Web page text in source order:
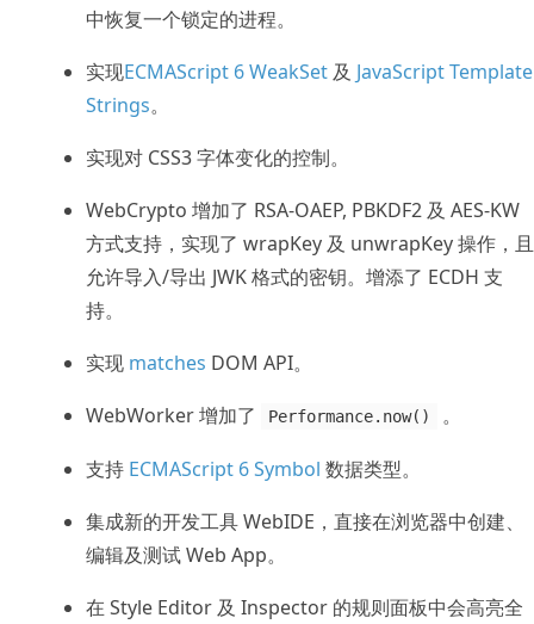
中恢复一个锁定的进程。
实现ECMAScript 6 WeakSet 及 JavaScript Template
Strings。
实现对 CSS3 字体变化的控制。
WebCrypto 增加了 RSA-OAEP, PBKDF2 及 AES-KW
方式支持，实现了 wrapKey 及 unwrapKey 操作，且
允许导入/导出 JWK 格式的密钥。增添了 ECDH 支
持。
实现 matches DOM API。
WebWorker 增加了
Performance.now() 。
支持 ECMAScript 6 Symbol 数据类型。
集成新的开发工具 WebIDE，直接在浏览器中创建、
编辑及测试 Web App。
在 Style Editor 及 Inspector 的规则面板中会高亮全